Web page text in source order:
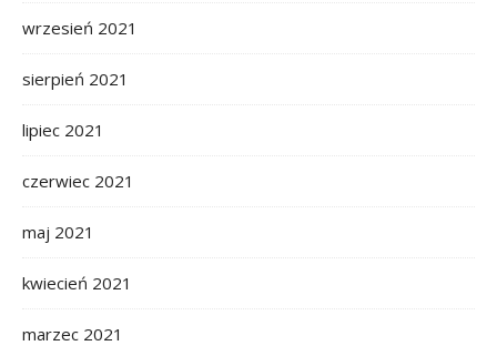
wrzesień 2021
sierpień 2021
lipiec 2021
czerwiec 2021
maj 2021
kwiecień 2021
marzec 2021